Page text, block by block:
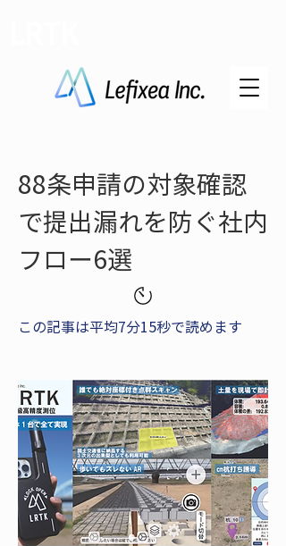
88条申請の対象確認
で提出漏れを防ぐ社内
フロー6選
この記事は平均7分15秒で読めます